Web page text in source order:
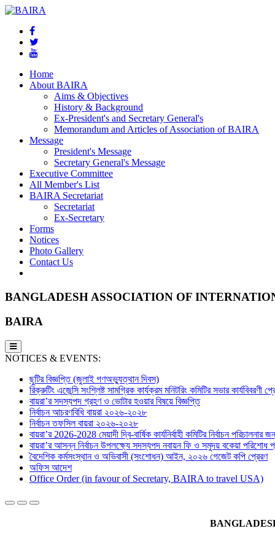
Home
About BAIRA
Aims & Objectives
History & Background
Ex-President's and Secretary General's
Memorandum and Articles of Association of BAIRA
Message
President's Message
Secretary General's Message
Executive Committee
All Member's List
BAIRA Secretariat
Secretariat
Ex-Secretary
Forms
Notices
Photo Gallery
Contact Us
BANGLADESH ASSOCIATION OF
BAIRA
NOTICES & EVENTS:
ছুটির বিজ্ঞপ্তি (জুলাই গণঅভ্যুত্থান দিবস)
রিক্রুটিং এজেন্সি সংশ্লিষ্ট সামগ্রিক কার্যক্রম মনিটরিং কমিটির সভার কার্যবিবরণী
বায়রা’র সদস্যপদ গ্রহণ ও ভোটার হওয়ার বিষয়ে বিজ্ঞপ্তি
নির্বাচন আচরণবিধি বায়রা ২০২৬-২০২৮
নির্বাচন তফসিল বায়রা ২০২৬-২০২৮
বায়রা’র 2026-2028 মেয়াদী দ্বি-বার্ষিক কার্যনির্বাহী কমিটির নির্বাচন
বায়রা’র আসন্ন নির্বাচন উপলক্ষ্যে সদস্যপদ নবায়ন ফি ও সমুদয় বকেয়া পরিশোধ
বৈদেশিক কর্মসংস্থান ও অভিবাসী (সংশোধন) আইন, ২০২৬ গেজেট কপি প্রেরণ
অফিস আদেশ
Office Order (in favour of Secretary, BAIRA to travel USA)